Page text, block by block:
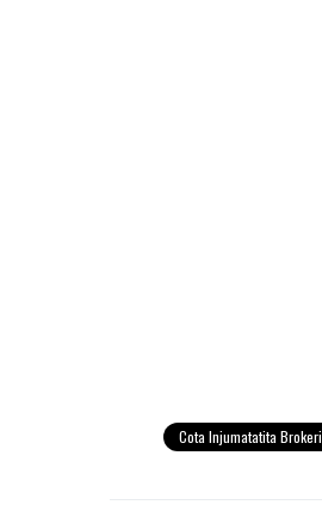
Cota Injumatatita Brokeri